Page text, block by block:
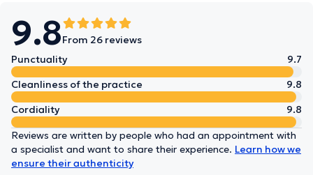
9.8From 26 reviews
Punctuality
9.7
Cleanliness of the practice
9.8
Cordiality
9.8
Reviews are written by people who had an appointment with
a specialist and want to share their experience. Learn how we
ensure their authenticity